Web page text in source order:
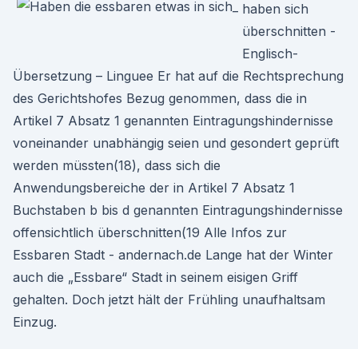
haben sich
überschnitten -
Englisch-
Übersetzung – Linguee Er hat auf die Rechtsprechung
des Gerichtshofes Bezug genommen, dass die in
Artikel 7 Absatz 1 genannten Eintragungshindernisse
voneinander unabhängig seien und gesondert geprüft
werden müssten(18), dass sich die
Anwendungsbereiche der in Artikel 7 Absatz 1
Buchstaben b bis d genannten Eintragungshindernisse
offensichtlich überschnitten(19 Alle Infos zur
Essbaren Stadt - andernach.de Lange hat der Winter
auch die „Essbare“ Stadt in seinem eisigen Griff
gehalten. Doch jetzt hält der Frühling unaufhaltsam
Einzug.